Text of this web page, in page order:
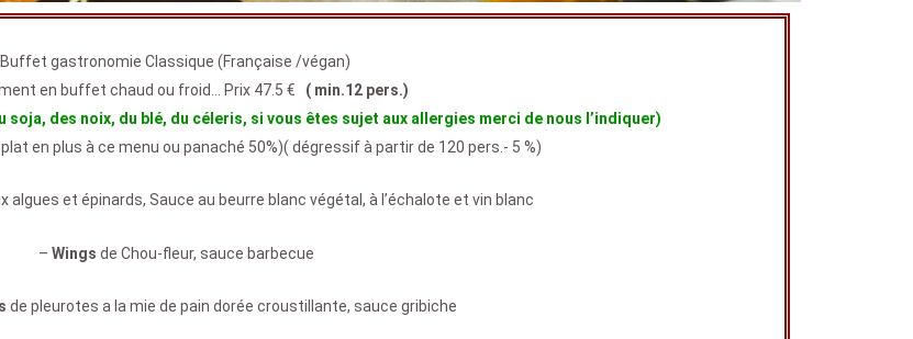
Buffet gastronomie Classique (Française /végan)
en buffet chaud ou froid… Prix 47.5 € ( min.12 pers.)
des noix, du blé, du céleris, si vous êtes sujet aux allergies merci de nous l’indiquer)
en plus à ce menu ou panaché 50%)( dégressif à partir de 120 pers.- 5 %)
algues et épinards, Sauce au beurre blanc végétal, à l’échalote et vin blanc
– Wings de Chou-fleur, sauce barbecue
de pleurotes a la mie de pain dorée croustillante, sauce gribiche